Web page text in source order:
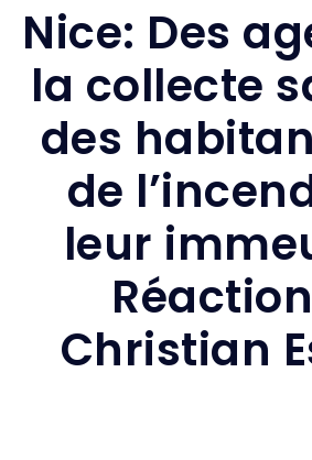
Nice: Des
la collecte
des
de
leur
Christian